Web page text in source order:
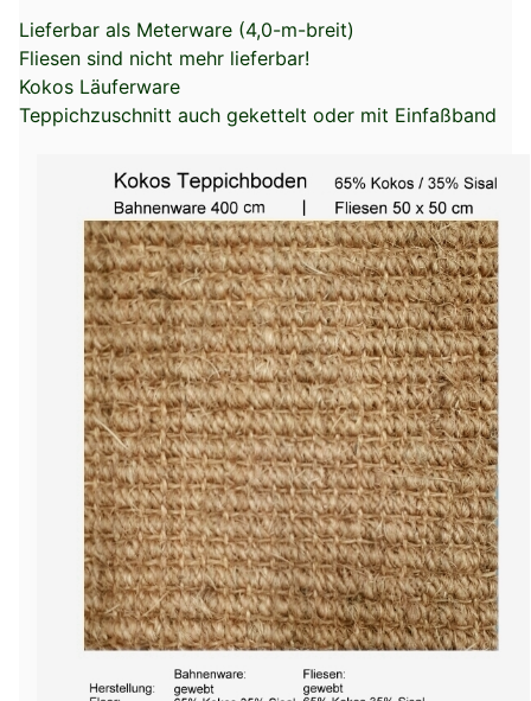
Lieferbar als Meterware (4,0-m-breit)
Fliesen sind nicht mehr lieferbar!
Kokos Läuferware
Teppichzuschnitt auch gekettelt oder mit Einfaßband